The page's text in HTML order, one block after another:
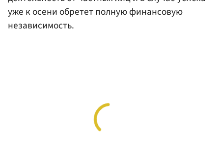
уже к осени обретет полную финансовую
независимость.